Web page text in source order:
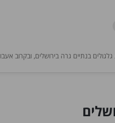
בנתיים גרה בירושלים, ובקרוב